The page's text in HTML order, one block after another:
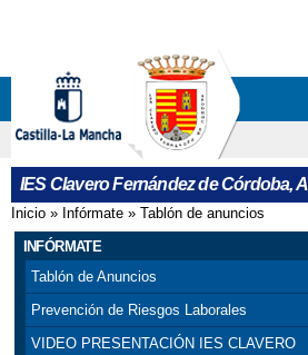
IES Clavero Fernández de Córdoba,
Se encuentra usted
Inicio » Infórmate » Tablón de anuncios
INFÓRMATE
Tablón de Anuncios
Prevención de Riesgos Laborales
VIDEO PRESENTACIÓN IES CLAVERO